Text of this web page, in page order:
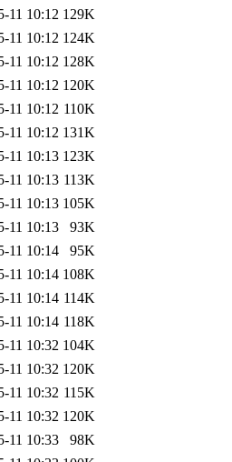
11 10:12 129K
11 10:12 124K
11 10:12 128K
11 10:12 120K
11 10:12 110K
11 10:12 131K
11 10:13 123K
11 10:13 113K
11 10:13 105K
11 10:13
93K
11 10:14
95K
11 10:14 108K
11 10:14 114K
11 10:14 118K
11 10:32 104K
11 10:32 120K
11 10:32 115K
11 10:32 120K
11 10:33
98K